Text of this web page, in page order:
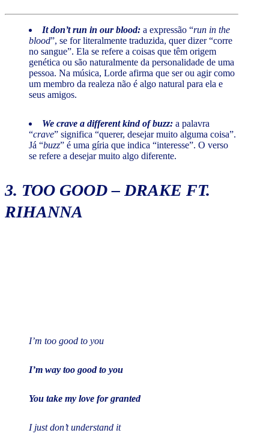
It don’t run in our blood: a expressão “run in the
blood”, se for literalmente traduzida, quer dizer “corre
no sangue”. Ela se refere a coisas que têm origem
genética ou são naturalmente da personalidade de uma
pessoa. Na música, Lorde afirma que ser ou agir como
um membro da realeza não é algo natural para ela e
seus amigos.
We crave a different kind of buzz: a palavra
“crave” significa “querer, desejar muito alguma coisa”.
Já “buzz” é uma gíria que indica “interesse”. O verso
se refere a desejar muito algo diferente.
3. TOO GOOD– DRAKE FT.
RIHANNA
I’m too good to you
I’m way too good to you
You take my love for granted
I just don’t understand it